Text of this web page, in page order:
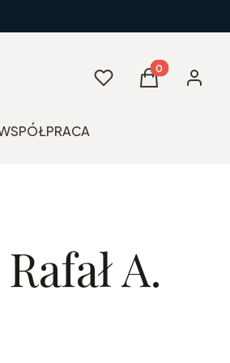
UlubioneProdukty w
Koszyk
A.